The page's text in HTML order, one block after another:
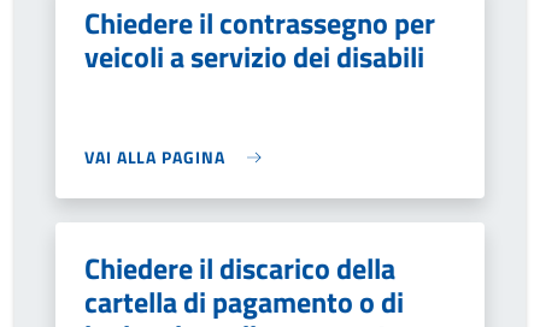
Chiedere il contrassegno per
veicoli a servizio dei disabili
VAI ALLA PAGINA
Chiedere il discarico della
cartella di pagamento o di